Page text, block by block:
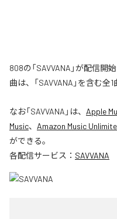
808の「SAVVANA」が配信
曲は、「SAVVANA」を含む全
なお「SAVVANA 」は、 Apple
Music、 Amazon Music
ができる。
各配信サービス： SAVVANA